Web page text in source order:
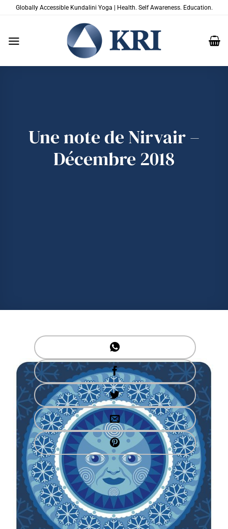
PasserGlobally Accessible Kundalini Yoga | Health. Self Awareness. Education.
Une note de Nirvair –
Décembre 2018